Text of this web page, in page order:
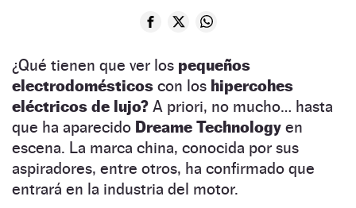
¿Qué tienen que ver los pequeños
electrodomésticos con los hipercohes
eléctricos de lujo? A priori, no mucho… hasta
que ha aparecido Dreame Technology en
escena. La marca china, conocida por sus
aspiradores, entre otros, ha confirmado que
entrará en la industria del motor.